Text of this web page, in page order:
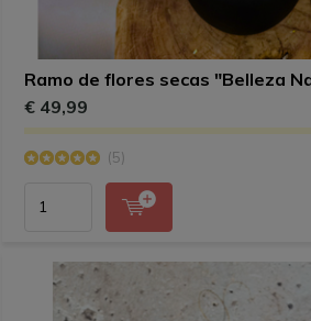
Ramo de flores secas "Belleza
€ 49,99
(5)